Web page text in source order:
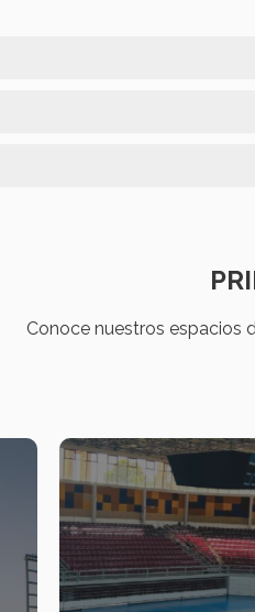
Conoce nuestros espacios